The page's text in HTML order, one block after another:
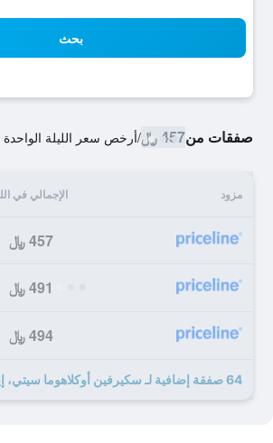
بحث
صفقات من457 ﷼ /أرخص سعر الليلة الواحدة
مزود الإجمالي في
457 ﷼
491 ﷼
494 ﷼
64 صفقة إضافية لـ سكيرفين أوكلاهوما سيتي، إيه هيلتون هوتل